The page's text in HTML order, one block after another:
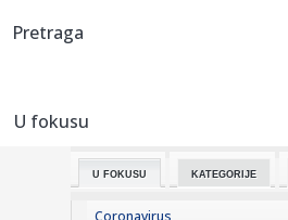
tankere s...
09:05:
09:01: Журка Југословенка у
Pretraga
U fokusu
U FOKUSU KATEGORIJE
Coronavirus